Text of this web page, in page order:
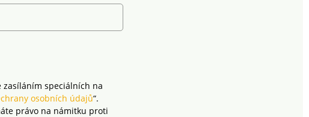
široké spektrum
Lze prát v pračce.
zasíláním speciálních na
osobních údajů“.
právo na námitku proti